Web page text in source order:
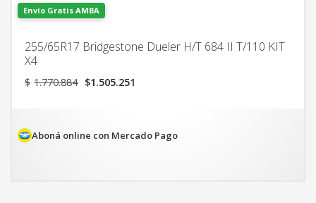
Envío Gratis AMBA
255/65R17 Bridgestone Dueler H/T 684 II T/110 KIT
X4
$ 1.770.884 El
$1.770.884.
$1.505.251
$1.505.251.
Aboná online con Mercado Pago